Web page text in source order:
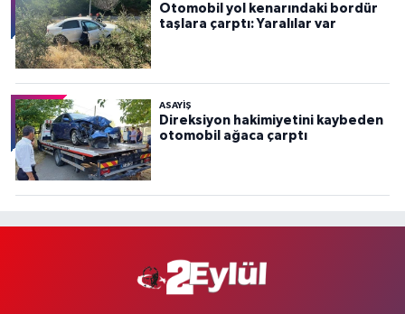
Otomobil yol kenarındaki bordür
taşlara çarptı: Yaralılar var
ASAYİŞ
Direksiyon hakimiyetini kaybeden
otomobil ağaca çarptı